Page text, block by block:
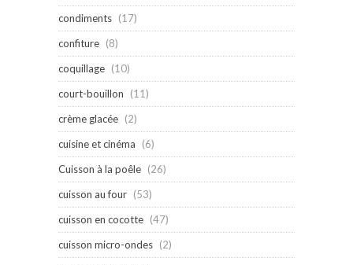
condiments (17)
confiture (8)
coquillage (10)
court-bouillon
(11)
crème glacée (2)
cuisine et cinéma
(6)
Cuisson à la poêle (26)
cuisson au four (53)
cuisson en cocotte (47)
cuisson micro-ondes (2)